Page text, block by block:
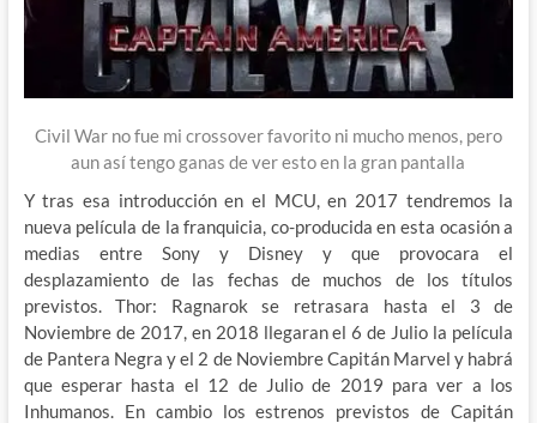
Civil War no fue mi crossover favorito ni mucho menos, pero
aun así tengo ganas de ver esto en la gran pantalla
Y tras esa introducción en el MCU, en 2017 tendremos la
nueva película de la franquicia, co-producida en esta ocasión a
medias entre Sony y Disney y que provocara el
desplazamiento de las fechas de muchos de los títulos
previstos. Thor: Ragnarok se retrasara hasta el 3 de
Noviembre de 2017, en 2018 llegaran el 6 de Julio la película
de Pantera Negra y el 2 de Noviembre Capitán Marvel y habrá
que esperar hasta el 12 de Julio de 2019 para ver a los
Inhumanos. En cambio los estrenos previstos de Capitán